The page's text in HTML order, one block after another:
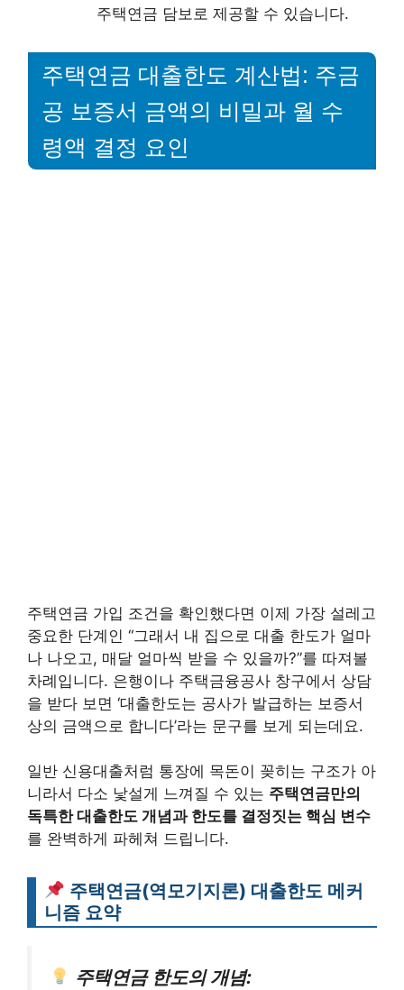
주택연금 담보로 제공할 수 있습니다.
주택연금 대출한도 계산법: 주금
공 보증서 금액의 비밀과 월 수
령액 결정 요인
주택연금 가입 조건을 확인했다면 이제 가장 설레고
중요한 단계인 “그래서 내 집으로 대출 한도가 얼마
나 나오고, 매달 얼마씩 받을 수 있을까?”를 따져볼
차례입니다. 은행이나 주택금융공사 창구에서 상담
을 받다 보면 ‘대출한도는 공사가 발급하는 보증서
상의 금액으로 합니다’라는 문구를 보게 되는데요.
일반 신용대출처럼 통장에 목돈이 꽂히는 구조가 아
니라서 다소 낯설게 느껴질 수 있는 주택연금만의
독특한 대출한도 개념과 한도를 결정짓는 핵심 변수
를 완벽하게 파헤쳐 드립니다.
주택연금(역모기지론) 대출한도 메커
니즘 요약
주택연금 한도의 개념: